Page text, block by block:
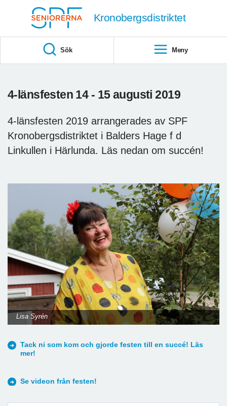
Kronobergsdistriktet
Sök Meny
4-länsfesten 14 - 15 augusti 2019
4-länsfesten 2019 arrangerades av SPF
Kronobergsdistriktet i Balders Hage f d
Linkullen i Härlunda. Läs nedan om succén!
Lisa Syrén
Tack ni som kom och gjorde festen till en succé! Läs
mer!
Se videon från festen!